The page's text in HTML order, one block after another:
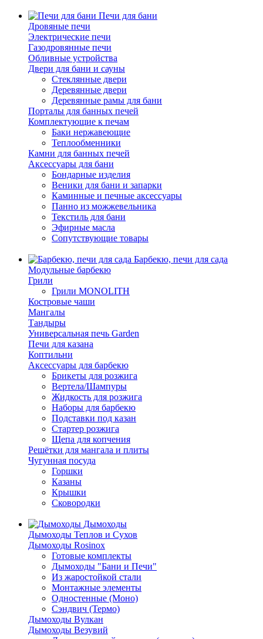
Печи для бани
Дровяные печи
Электрические печи
Газодровянные печи
Обливные устройства
Двери для бани и сауны
Стеклянные двери
Деревянные двери
Деревянные рамы для бани
Порталы для банных печей
Комплектующие к печам
Баки нержавеющие
Теплообменники
Камни для банных печей
Аксессуары для бани
Бондарные изделия
Веники для бани и запарки
Каминные и печные аксессуары
Панно из можжевельника
Текстиль для бани
Эфирные масла
Сопутствующие товары
Барбекю, печи для сада
Модульные барбекю
Грили
Грили MONOLITH
Костровые чаши
Мангалы
Тандыры
Универсальная печь Garden
Печи для казана
Коптильни
Аксессуары для барбекю
Брикеты для розжига
Вертела/Шампуры
Жидкость для розжига
Наборы для барбекю
Подставки под казан
Стартер розжига
Щепа для копчения
Решётки для мангала и плиты
Чугунная посуда
Горшки
Казаны
Крышки
Сковородки
Дымоходы
Дымоходы Теплов и Сухов
Дымоходы Rosinox
Готовые комплекты
Дымоходы "Бани и Печи"
Из жаростойкой стали
Монтажные элементы
Одностенные (Моно)
Сэндвич (Термо)
Дымоходы Вулкан
Дымоходы Везувий